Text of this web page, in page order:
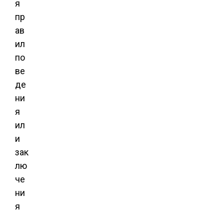
я
пр
ав
ил
по
ве
де
ни
я
ил
и
зак
лю
че
ни
я